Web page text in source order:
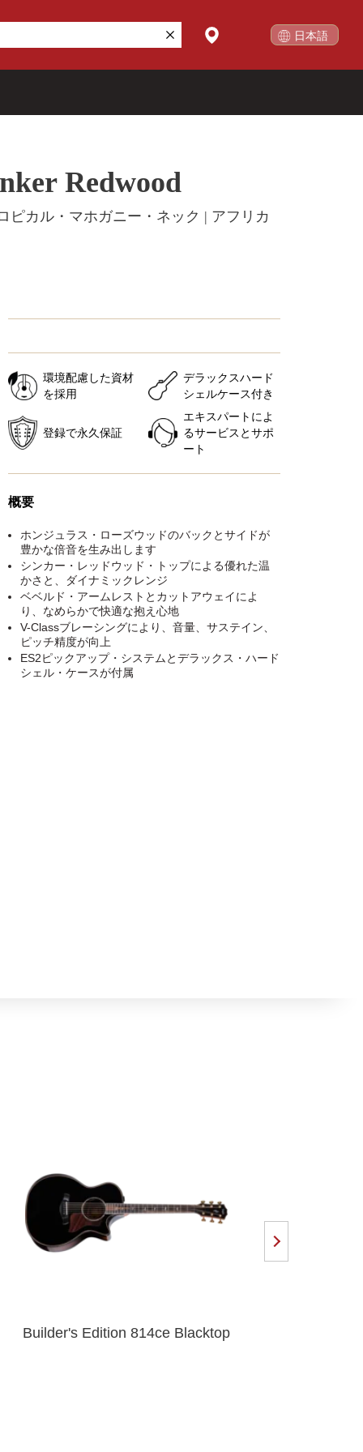
日本語
ゴールドレベル
Redwood
ピカル・マホガニー・ネック | アフリカ
環境配慮した資材
を採用
デラックスハード
シェルケース付き
登録で永久保証
エキスパートによ
るサービスとサポ
ート
概要
ホンジュラス・ローズウッドのバックとサイドが
豊かな倍音を生み出します
シンカー・レッドウッド・トップによる優れた温
かさと、ダイナミックレンジ
ベベルド・アームレストとカットアウェイによ
り、なめらかで快適な抱え心地
V-Classブレーシングにより、音量、サステイン、
ピッチ精度が向上
ES2ピックアップ・システムとデラックス・ハード
シェル・ケースが付属
Builder's Edition 814ce Blacktop